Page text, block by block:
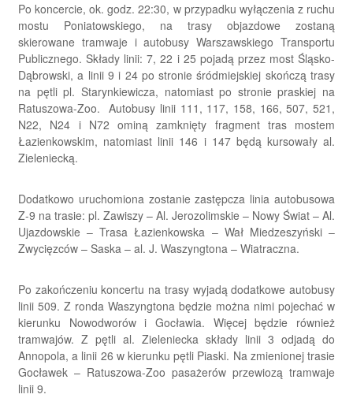
Po koncercie, ok. godz. 22:30, w przypadku wyłączenia z ruchu
mostu Poniatowskiego, na trasy objazdowe zostaną
skierowane tramwaje i autobusy Warszawskiego Transportu
Publicznego. Składy linii: 7, 22 i 25 pojadą przez most Śląsko-
Dąbrowski, a linii 9 i 24 po stronie śródmiejskiej skończą trasy
na pętli pl. Starynkiewicza, natomiast po stronie praskiej na
Ratuszowa-Zoo. Autobusy linii 111, 117, 158, 166, 507, 521,
N22, N24 i N72 ominą zamknięty fragment tras mostem
Łazienkowskim, natomiast linii 146 i 147 będą kursowały al.
Zieleniecką.
Dodatkowo uruchomiona zostanie zastępcza linia autobusowa
Z-9 na trasie: pl. Zawiszy – Al. Jerozolimskie – Nowy Świat – Al.
Ujazdowskie – Trasa Łazienkowska – Wał Miedzeszyński –
Zwycięzców – Saska – al. J. Waszyngtona – Wiatraczna.
Po zakończeniu koncertu na trasy wyjadą dodatkowe autobusy
linii 509. Z ronda Waszyngtona będzie można nimi pojechać w
kierunku Nowodworów i Gocławia. Więcej będzie również
tramwajów. Z pętli al. Zieleniecka składy linii 3 odjadą do
Annopola, a linii 26 w kierunku pętli Piaski. Na zmienionej trasie
Gocławek – Ratuszowa-Zoo pasażerów przewiozą tramwaje
linii 9.